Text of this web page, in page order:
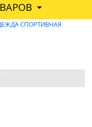
СПОРТИВНАЯ